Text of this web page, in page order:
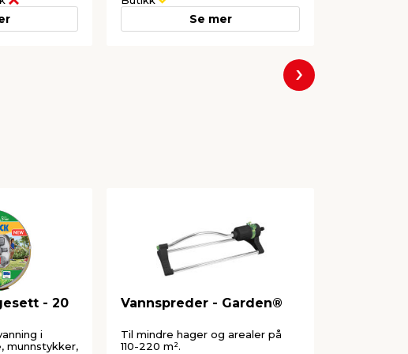
Se mer
Neste
- 20
i
munnstykker,
Vannspreder - Garden®
Til mindre hager og arealer på
110-220 m².